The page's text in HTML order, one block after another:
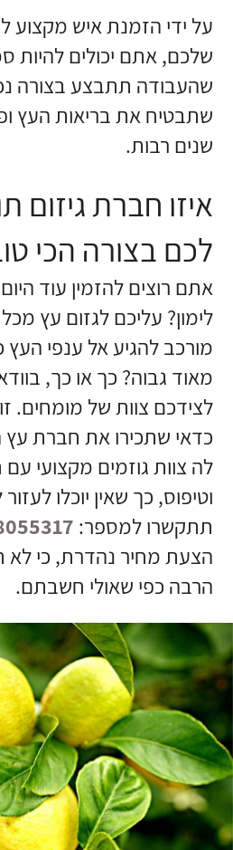
על ידי הזמנת איש מקצוע
שלכם, אתם יכולים להיות
שהעבודה תתבצע בצורה
שתבטיח את בריאות העץ
שנים רבות.
איזו חברת גיזום
לכם בצורה הכי
אתם רוצים להזמין עוד
לימון? עליכם לגזום עץ
מורכב להגיע אל ענפי
מאוד גבוה? כך או כך,
לצידכם צוות של מומחים.
כדאי שתכירו את חברת עץ
לה צוות גוזמים מקצועי עם
וטיפוס, כך שאין יוכלו
תתקשרו למספר:
הצעת מחיר נהדרת, כי לא
הרבה כפי שאולי חשבתם.